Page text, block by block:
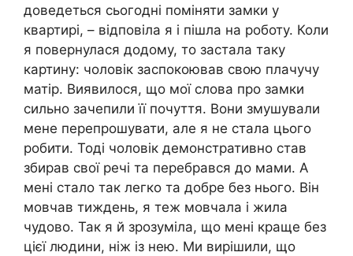
доведеться сьогодні поміняти замки у
квартирі, – відповіла я і пішла на роботу. Коли
я повернулася додому, то застала таку
картину: чоловік заспокоював свою плачучу
матір. Виявилося, що мої слова про замки
сильно зачепили її почуття. Вони змушували
мене перепрошувати, але я не стала цього
робити. Тоді чоловік демонстративно став
збирав свої речі та перебрався до мами. А
мені стало так легко та добре без нього. Він
мовчав тиждень, я теж мовчала і жила
чудово. Так я й зрозуміла, що мені краще без
цієї людини, ніж із нею. Ми вирішили, що